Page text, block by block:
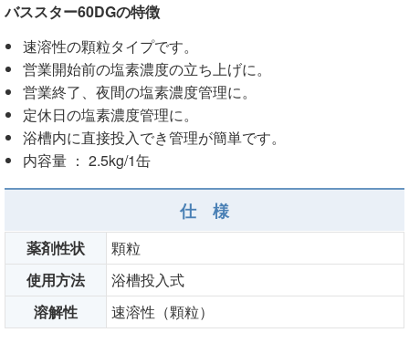
バススター60DGの特徴
速溶性の顆粒タイプです。
営業開始前の塩素濃度の立ち上げに。
営業終了、夜間の塩素濃度管理に。
定休日の塩素濃度管理に。
浴槽内に直接投入でき管理が簡単です。
内容量 ： 2.5kg/1缶
仕 様
薬剤性状
顆粒
使用方法
浴槽投入式
溶解性
速溶性（顆粒）